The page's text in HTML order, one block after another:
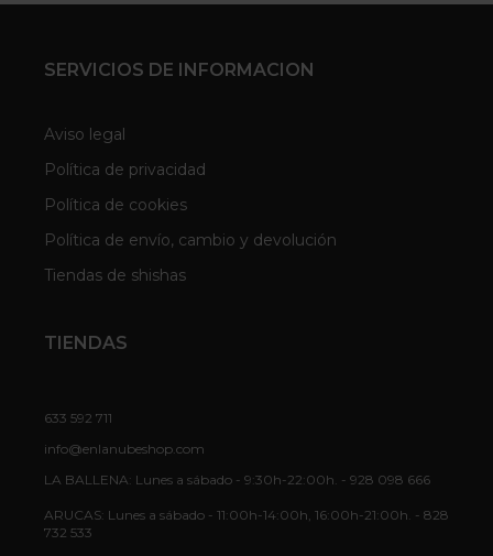
SERVICIOS DE INFORMACION
Aviso legal
Política de privacidad
Política de cookies
Política de envío, cambio y devolución
Tiendas de shishas
TIENDAS
633 592 711
info@enlanubeshop.com
LA BALLENA: Lunes a sábado - 9:30h-22:00h. - 928 098 666
ARUCAS: Lunes a sábado - 11:00h-14:00h, 16:00h-21:00h. - 828
732 533